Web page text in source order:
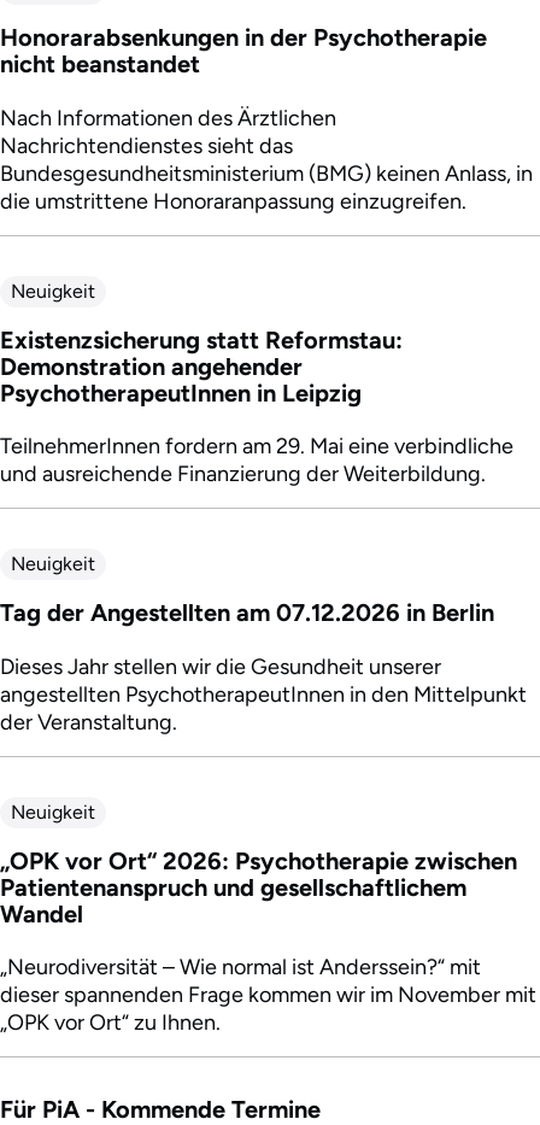
Honorarabsenkungen in der Psychotherapie
nicht beanstandet
Nach Informationen des Ärztlichen
Nachrichtendienstes sieht das
Bundesgesundheitsministerium (BMG) keinen Anlass, in
die umstrittene Honoraranpassung einzugreifen.
Neuigkeit
Existenzsicherung statt Reformstau:
Demonstration angehender
PsychotherapeutInnen in Leipzig
TeilnehmerInnen fordern am 29. Mai eine verbindliche
und ausreichende Finanzierung der Weiterbildung.
Neuigkeit
Tag der Angestellten am 07.12.2026 in Berlin
Dieses Jahr stellen wir die Gesundheit unserer
angestellten PsychotherapeutInnen in den Mittelpunkt
der Veranstaltung.
Neuigkeit
„OPK vor Ort“ 2026: Psychotherapie zwischen
Patientenanspruch und gesellschaftlichem
Wandel
„Neurodiversität – Wie normal ist Anderssein?“ mit
dieser spannenden Frage kommen wir im November mit
„OPK vor Ort“ zu Ihnen.
Für PiA - Kommende Termine